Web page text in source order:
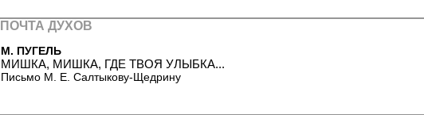
ПОЧТА ДУХОВ
М. ПУГЕЛЬ
МИШКА, МИШКА, ГДЕ ТВОЯ УЛЫБКА...
Письмо М. Е. Салтыкову-Щедрину